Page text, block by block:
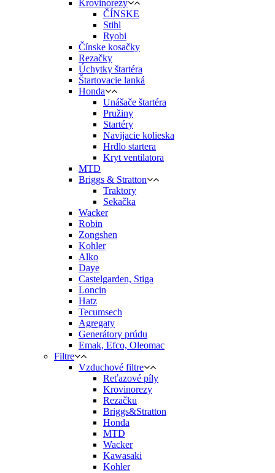
Krovinorezy
ČÍNSKE
Stihl
Ryobi
Čínske kosačky
Rezačky
Úchytky štartéra
Štartovacie lanká
Honda
Unášače štartéra
Pružiny
Startéry
Navijacie kolieska
Hrdlo startera
Kryt ventilatora
MTD
Briggs & Stratton
Traktory
Sekačka
Wacker
Robin
Zongshen
Kohler
Alko
Daye
Castelgarden, Stiga
Loncin
Hatz
Tecumsech
Agregaty
Generátory prúdu
Emak, Efco, Oleomac
Filtre
Vzduchové filtre
Reťazové píly
Krovinorezy
Rezačku
Briggs&Stratton
Honda
MTD
Wacker
Kawasaki
Kohler